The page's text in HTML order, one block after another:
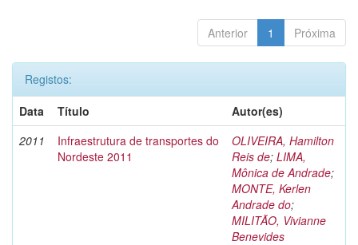
Anterior 1 Próxima
Registos:
Data
Título
Autor(es)
2011
Infraestrutura de transportes do
Nordeste 2011
OLIVEIRA, Hamilton
Reis de; LIMA,
Mônica de Andrade;
MONTE, Kerlen
Andrade do;
MILITÃO, Vivianne
Benevides